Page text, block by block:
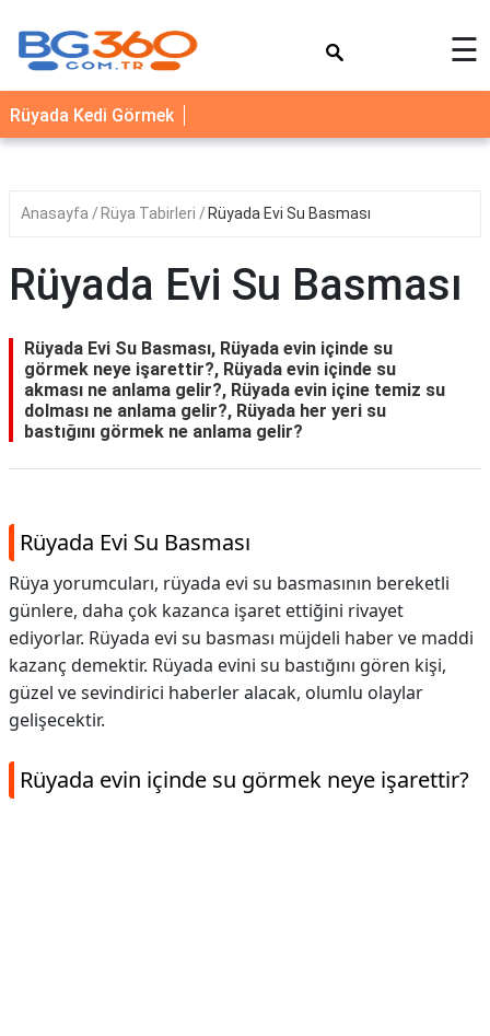
YEMEK
TARİFLERİ
SAĞLIK
☰
Rüyada Kedi Görmek
Anasayfa Rüya Tabirleri Rüyada Evi Su Basması
Rüyada Evi Su Basması
Rüyada Evi Su Basması, Rüyada evin içinde su
görmek neye işarettir?, Rüyada evin içinde su
akması ne anlama gelir?, Rüyada evin içine temiz su
dolması ne anlama gelir?, Rüyada her yeri su
bastığını görmek ne anlama gelir?
Rüyada Evi Su Basması
Rüya yorumcuları, rüyada evi su basmasının bereketli
günlere, daha çok kazanca işaret ettiğini rivayet
ediyorlar. Rüyada evi su basması müjdeli haber ve maddi
kazanç demektir. Rüyada evini su bastığını gören kişi,
güzel ve sevindirici haberler alacak, olumlu olaylar
gelişecektir.
Rüyada evin içinde su görmek neye işarettir?